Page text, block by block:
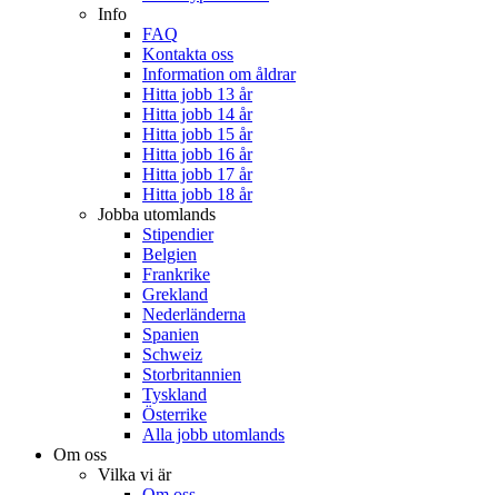
Info
FAQ
Kontakta oss
Information om åldrar
Hitta jobb 13 år
Hitta jobb 14 år
Hitta jobb 15 år
Hitta jobb 16 år
Hitta jobb 17 år
Hitta jobb 18 år
Jobba utomlands
Stipendier
Belgien
Frankrike
Grekland
Nederländerna
Spanien
Schweiz
Storbritannien
Tyskland
Österrike
Alla jobb utomlands
Om oss
Vilka vi är